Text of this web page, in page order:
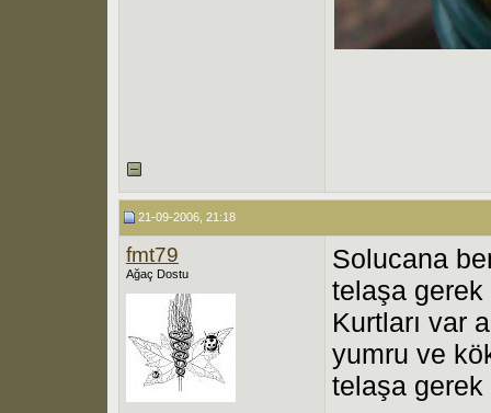
21-09-2006, 21:18
fmt79
Ağaç Dostu
Solucana
telaşa
Kurtları var
yumru ve
telaşa gerek